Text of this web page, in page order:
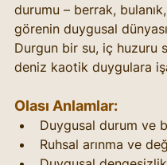
durumu – berrak,
görenin duygusal
Durgun bir su, iç huzuru
deniz kaotik duygulara
Olası Anlamlar:
Duygusal durum ve
Ruhsal arınma ve